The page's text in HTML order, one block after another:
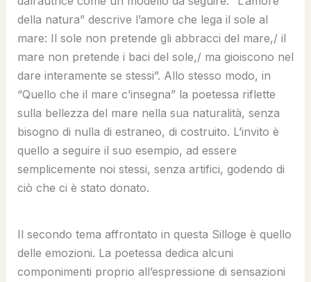
della natura” descrive l’amore che lega il sole al
mare: Il sole non pretende gli abbracci del mare,/ il
mare non pretende i baci del sole,/ ma gioiscono nel
dare interamente se stessi”. Allo stesso modo, in
“Quello che il mare c’insegna” la poetessa riflette
sulla bellezza del mare nella sua naturalità, senza
bisogno di nulla di estraneo, di costruito. L’invito è
quello a seguire il suo esempio, ad essere
semplicemente noi stessi, senza artifici, godendo di
ciò che ci è stato donato.
Il secondo tema affrontato in questa Silloge è quello
delle emozioni. La poetessa dedica alcuni
componimenti proprio all’espressione di sensazioni